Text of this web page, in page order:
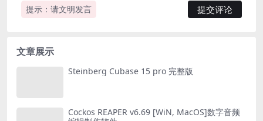
提示：请文明发言
文章展示
Steinberg Cubase 15 pro 完整版
Cockos REAPER v6.69 [WiN, MacOS]数字音频